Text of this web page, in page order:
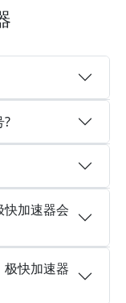
?
加速器会
快加速器